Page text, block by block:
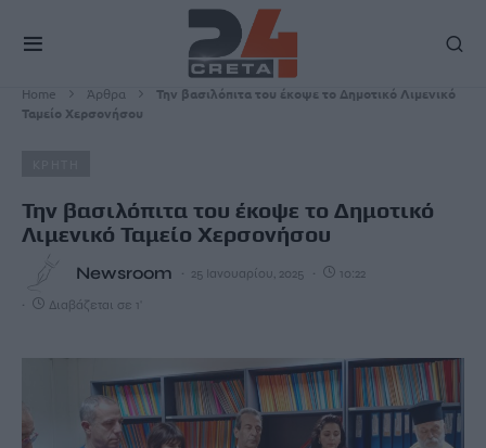
Home Άρθρα
Την βασιλόπιτα του έκοψε το Δημοτικό Λιμενικό
Ταμείο Χερσονήσου
Την βασιλόπιτα του έκοψε το Δημοτικό
Λιμενικό Ταμείο Χερσονήσου
Newsroom 25 Ιανουαρίου, 2025 10:22
Διαβάζεται σε 1'